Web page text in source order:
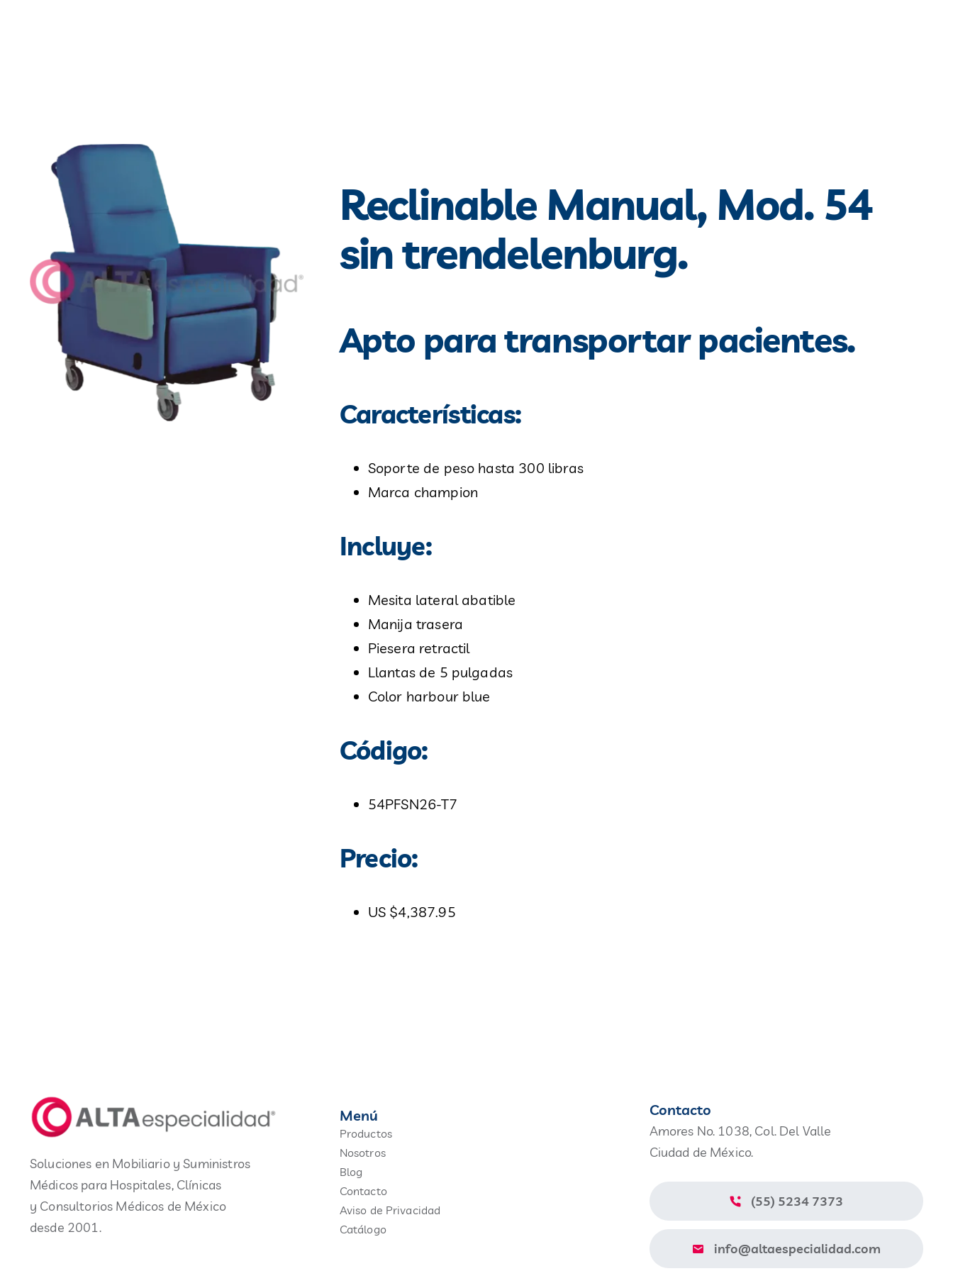
Reclinable Manual, Mod. 54
sin trendelenburg.
Apto para transportar pacientes.
Características:
Soporte de peso hasta 300 libras
Marca champion
Incluye:
Mesita lateral abatible
Manija trasera
Piesera retractil
Llantas de 5 pulgadas
Color harbour blue
Código:
54PFSN26-T7
Precio:
US $4,387.95
Soluciones en Mobiliario y Suministros
Médicos para Hospitales, Clínicas
y Consultorios Médicos de México
desde 2001.
Menú
Productos
Nosotros
Blog
Contacto
Aviso de Privacidad
Catálogo
Contacto
Amores No. 1038, Col. Del Valle
Ciudad de México.
(55) 5234 7373
info@altaespecialidad.com